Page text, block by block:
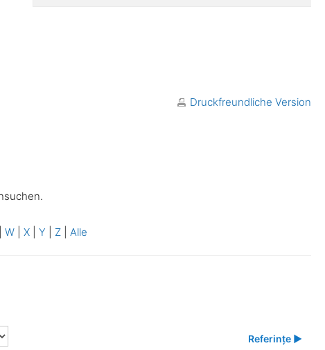
Druckfreundliche Version
|W |X |Y Z |Alle
Referințe ▶︎